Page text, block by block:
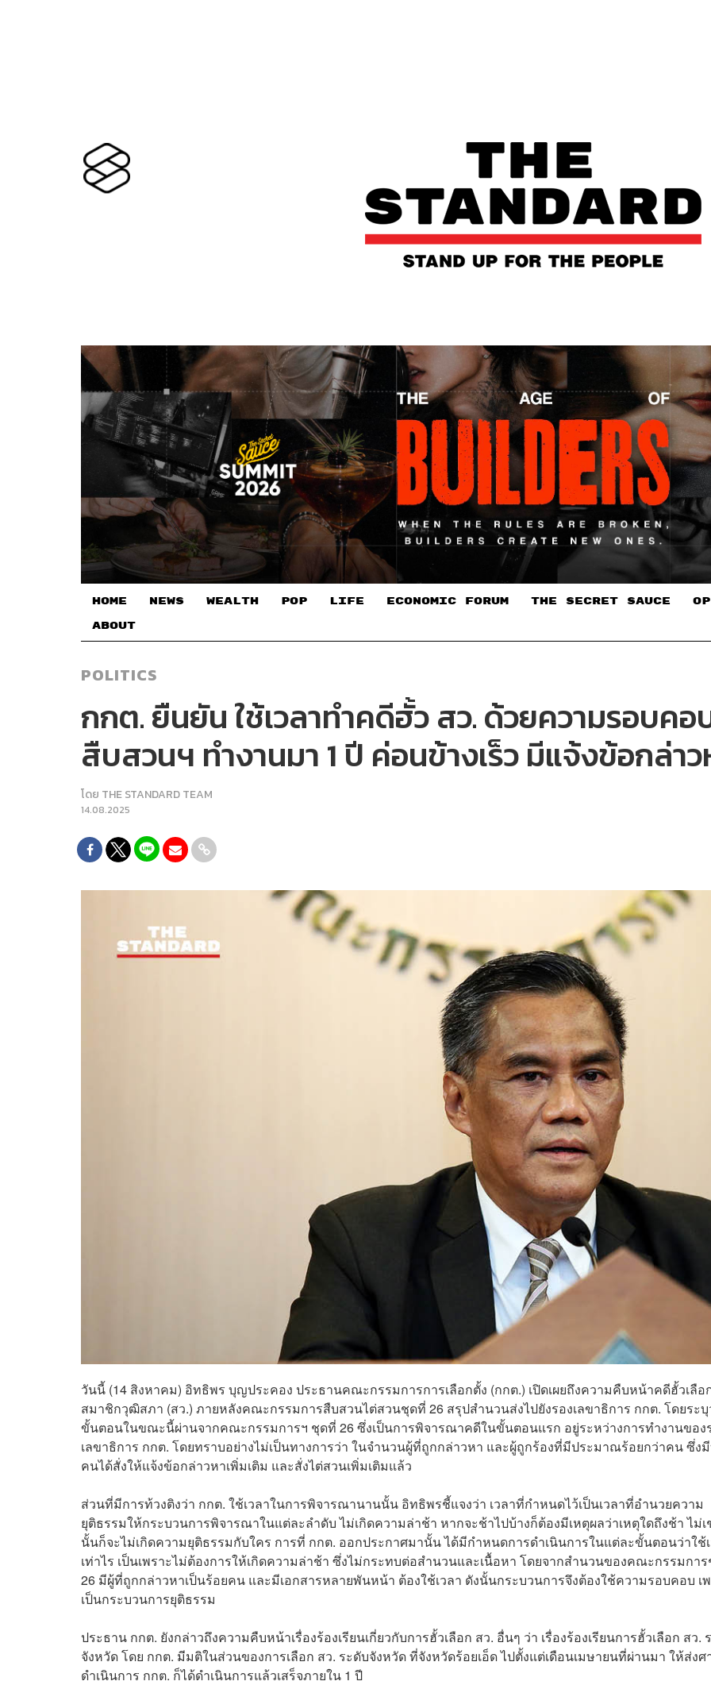
HOME NEWS WEALTH POP LIFE ECONOMIC FORUM THE SECRET SAUCE​
ABOUT
POLITICS
กกต. ยืนยัน ใช้เวลาทำคดีฮั้ว สว. ด้วยความรอบค
สืบสวนฯ ทำงานมา 1 ปี ค่อนข้างเร็ว มีแจ้งข้อกล่า
โดย THE STANDARD TEAM
14.08.2025
วันนี้ (14 สิงหาคม) อิทธิพร บุญประคอง ประธานคณะกรรมการการเลือกตั้ง (กกต.) เปิดเผยถึงความคืบหน้าคดีฮั้วเลือ
สมาชิกวุฒิสภา (สว.) ภายหลังคณะกรรมการสืบสวนไต่สวนชุดที่ 26 สรุปสำนวนส่งไปยังรองเลขาธิการ กกต. โดยระบุ
ขั้นตอนในขณะนี้ผ่านจากคณะกรรมการฯ ชุดที่ 26 ซึ่งเป็นการพิจารณาคดีในขั้นตอนแรก อยู่ระหว่างการทำงานของ
เลขาธิการ กกต. โดยทราบอย่างไม่เป็นทางการว่า ในจำนวนผู้ที่ถูกกล่าวหา และผู้ถูกร้องที่มีประมาณร้อยกว่าคน ซึ่ง
คนได้สั่งให้แจ้งข้อกล่าวหาเพิ่มเติม และสั่งไต่สวนเพิ่มเติมแล้ว
ส่วนที่มีการท้วงติงว่า กกต. ใช้เวลาในการพิจารณานานนั้น อิทธิพรชี้แจงว่า เวลาที่กำหนดไว้เป็นเวลาที่อำนวยความ
ยุติธรรมให้กระบวนการพิจารณาในแต่ละลำดับ ไม่เกิดความล่าช้า หากจะช้าไปบ้างก็ต้องมีเหตุผลว่าเหตุใดถึงช้า ไม่
นั้นก็จะไม่เกิดความยุติธรรมกับใคร การที่ กกต. ออกประกาศมานั้น ได้มีกำหนดการดำเนินการในแต่ละขั้นตอนว่าใช้
เท่าไร เป็นเพราะไม่ต้องการให้เกิดความล่าช้า ซึ่งไม่กระทบต่อสำนวนและเนื้อหา โดยจากสำนวนของคณะกรรมกา
26 มีผู้ที่ถูกกล่าวหาเป็นร้อยคน และมีเอกสารหลายพันหน้า ต้องใช้เวลา ดังนั้นกระบวนการจึงต้องใช้ความรอบคอบ เ
เป็นกระบวนการยุติธรรม
ประธาน กกต. ยังกล่าวถึงความคืบหน้าเรื่องร้องเรียนเกี่ยวกับการฮั้วเลือก สว. อื่นๆ ว่า เรื่องร้องเรียนการฮั้วเลือก สว.
จังหวัด โดย กกต. มีมติในส่วนของการเลือก สว. ระดับจังหวัด ที่จังหวัดร้อยเอ็ด ไปตั้งแต่เดือนเมษายนที่ผ่านมา ให้ส่งศ
ดำเนินการ กกต. ก็ได้ดำเนินการแล้วเสร็จภายใน 1 ปี